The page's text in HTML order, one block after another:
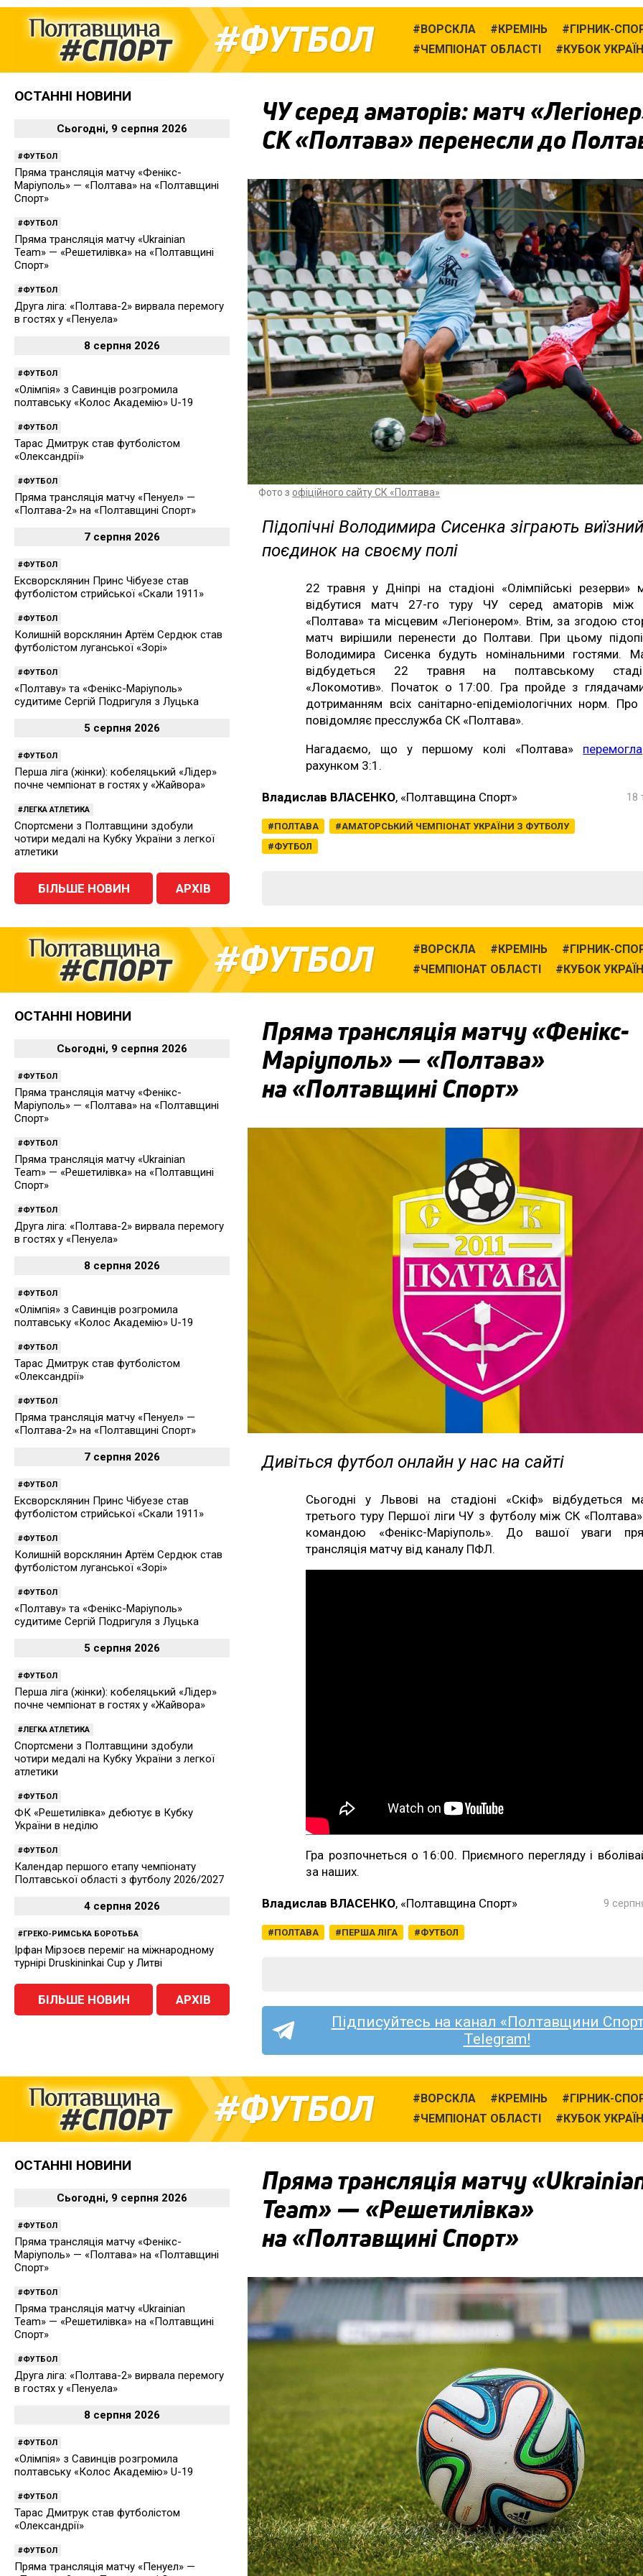
ФУТБОЛ ВОРСКЛА КРЕМІНЬ
ГІРНИК-
ЧЕМПІОНАТ ОБЛАСТІ
КУБОК
ЧУ серед аматорів: матч
СК «Полтава» перенесли до
Фото з офіційного сайту СК «Полтава»
Підопічні Володимира Сисенка зіграють виїзний
поєдинок на своєму полі
22 травня у Дніпрі на стадіоні «Олімпійські резерви»
відбутися матч 27-го туру ЧУ серед аматорів між
«Полтава» та місцевим «Легіонером». Втім, за згодою
матч вирішили перенести до Полтави. При цьому
Володимира Сисенка будуть номінальними гостями.
відбудеться 22 травня на полтавському
«Локомотив». Початок о 17:00. Гра пройде з
дотриманням всіх санітарно-епідеміологічних норм.
повідомляє пресслужба СК «Полтава».
Нагадаємо, що у першому колі «Полтава» перемогла
рахунком 3:1.
Владислав ВЛАСЕНКО, «Полтавщина Спорт»
ПОЛТАВА
АМАТОРСЬКИЙ ЧЕМПІОНАТ УКРАЇНИ З ФУТБОЛУ
ФУТБОЛ
18
ОСТАННІ НОВИНИ
Сьогодні, 9 серпня 2026
ФУТБОЛ
Пряма трансляція матчу «Фенікс-
Маріуполь» — «Полтава» на «Полтавщині
Спорт»
ФУТБОЛ
Пряма трансляція матчу «Ukrainian
Team» — «Решетилівка» на «Полтавщині
Спорт»
ФУТБОЛ
Друга ліга: «Полтава-2» вирвала перемогу
в гостях у «Пенуела»
8 серпня 2026
ФУТБОЛ
«Олімпія» з Савинців розгромила
полтавську «Колос Академію» U-19
ФУТБОЛ
Тарас Дмитрук став футболістом
«Олександрії»
ФУТБОЛ
Пряма трансляція матчу «Пенуел» —
«Полтава-2» на «Полтавщині Спорт»
7 серпня 2026
ФУТБОЛ
Ексворсклянин Принс Чібуезе став
футболістом стрийської «Скали 1911»
ФУТБОЛ
Колишній ворсклянин Артём Сердюк став
футболістом луганської «Зорі»
ФУТБОЛ
«Полтаву» та «Фенікс-Маріуполь»
судитиме Сергій Подригуля з Луцька
5 серпня 2026
ФУТБОЛ
Перша ліга (жінки): кобеляцький «Лідер»
почне чемпіонат в гостях у «Жайвора»
ЛЕГКА АТЛЕТИКА
Спортсмени з Полтавщини здобули
чотири медалі на Кубку України з легкої
атлетики
БІЛЬШЕ НОВИН АРХІВ
ФУТБОЛ ВОРСКЛА КРЕМІНЬ
ГІРНИК-
ЧЕМПІОНАТ ОБЛАСТІ
КУБОК
Пряма трансляція матчу «Фенікс-
Маріуполь» — «Полтава»
на «Полтавщині Спорт»
Дивіться футбол онлайн у нас на сайті
Сьогодні у Львові на стадіоні «Скіф» відбудеться
третього туру Першої ліги ЧУ з футболу між СК
командою «Фенікс-Маріуполь». До вашої уваги
трансляція матчу від каналу ПФЛ.
Гра розпочнеться о 16:00. Приємного перегляду і
за наших.
Владислав ВЛАСЕНКО, «Полтавщина Спорт»
ПОЛТАВА ПЕРША ЛІГА ФУТБОЛ
9
Підписуйтесь на канал «Полтавщини
Telegram!
ОСТАННІ НОВИНИ
Сьогодні, 9 серпня 2026
ФУТБОЛ
Пряма трансляція матчу «Фенікс-
Маріуполь» — «Полтава» на «Полтавщині
Спорт»
ФУТБОЛ
Пряма трансляція матчу «Ukrainian
Team» — «Решетилівка» на «Полтавщині
Спорт»
ФУТБОЛ
Друга ліга: «Полтава-2» вирвала перемогу
в гостях у «Пенуела»
8 серпня 2026
ФУТБОЛ
«Олімпія» з Савинців розгромила
полтавську «Колос Академію» U-19
ФУТБОЛ
Тарас Дмитрук став футболістом
«Олександрії»
ФУТБОЛ
Пряма трансляція матчу «Пенуел» —
«Полтава-2» на «Полтавщині Спорт»
7 серпня 2026
ФУТБОЛ
Ексворсклянин Принс Чібуезе став
футболістом стрийської «Скали 1911»
ФУТБОЛ
Колишній ворсклянин Артём Сердюк став
футболістом луганської «Зорі»
ФУТБОЛ
«Полтаву» та «Фенікс-Маріуполь»
судитиме Сергій Подригуля з Луцька
5 серпня 2026
ФУТБОЛ
Перша ліга (жінки): кобеляцький «Лідер»
почне чемпіонат в гостях у «Жайвора»
ЛЕГКА АТЛЕТИКА
Спортсмени з Полтавщини здобули
чотири медалі на Кубку України з легкої
атлетики
ФУТБОЛ
ФК «Решетилівка» дебютує в Кубку
України в неділю
ФУТБОЛ
Календар першого етапу чемпіонату
Полтавської області з футболу 2026/2027
4 серпня 2026
ГРЕКО-РИМСЬКА БОРОТЬБА
Ірфан Мірзоєв переміг на міжнародному
турнірі Druskininkai Cup у Литві
БІЛЬШЕ НОВИН АРХІВ
ФУТБОЛ ВОРСКЛА КРЕМІНЬ
ГІРНИК-
ЧЕМПІОНАТ ОБЛАСТІ
КУБОК
Пряма трансляція матчу
Team» — «Решетилівка»
на «Полтавщині Спорт»
ОСТАННІ НОВИНИ
Сьогодні, 9 серпня 2026
ФУТБОЛ
Пряма трансляція матчу «Фенікс-
Маріуполь» — «Полтава» на «Полтавщині
Спорт»
ФУТБОЛ
Пряма трансляція матчу «Ukrainian
Team» — «Решетилівка» на «Полтавщині
Спорт»
ФУТБОЛ
Друга ліга: «Полтава-2» вирвала перемогу
в гостях у «Пенуела»
8 серпня 2026
ФУТБОЛ
«Олімпія» з Савинців розгромила
полтавську «Колос Академію» U-19
ФУТБОЛ
Тарас Дмитрук став футболістом
«Олександрії»
ФУТБОЛ
Пряма трансляція матчу «Пенуел» —